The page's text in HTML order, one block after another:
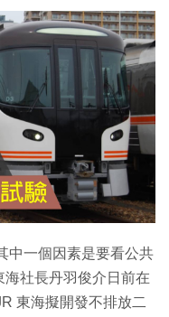
中一個因素是要看公共
社長丹羽俊介日前在
東海擬開發不排放二